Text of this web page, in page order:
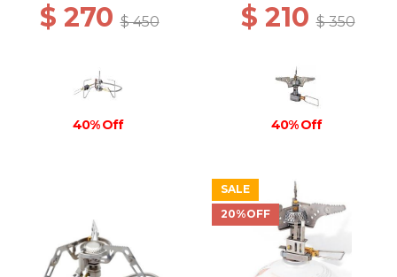
$ 270$ 450
40% Off
$ 210$ 350
40% Off
SALE
20%OFF